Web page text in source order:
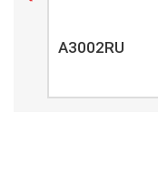
A3002RU